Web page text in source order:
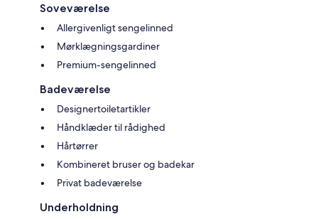
Soveværelse
Allergivenligt sengelinned
Mørklægningsgardiner
Premium-sengelinned
Badeværelse
Designertoiletartikler
Håndklæder til rådighed
Hårtørrer
Kombineret bruser og badekar
Privat badeværelse
Underholdning